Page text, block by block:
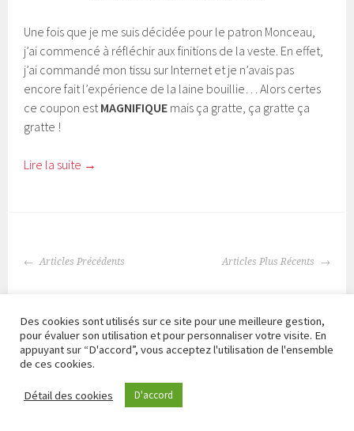
Une fois que je me suis décidée pour le patron Monceau,
j’ai commencé à réfléchir aux finitions de la veste. En effet,
j’ai commandé mon tissu sur Internet et je n’avais pas
encore fait l’expérience de la laine bouillie… Alors certes
ce coupon est MAGNIFIQUE mais ça gratte, ça gratte ça
gratte !
Lire la suite →
NAVIGATION
Articles Précédents Articles Plus Récents
RETROUVEZ-MOI SUR LES RÉSEAUX SOCIAUX
Rechercher :
Des cookies sont utilisés sur ce site pour une meilleure gestion,
pour évaluer son utilisation et pour personnaliser votre visite. En
appuyant sur “D'accord”, vous acceptez l'utilisation de l'ensemble
de ces cookies.
Détail des cookies D'accord